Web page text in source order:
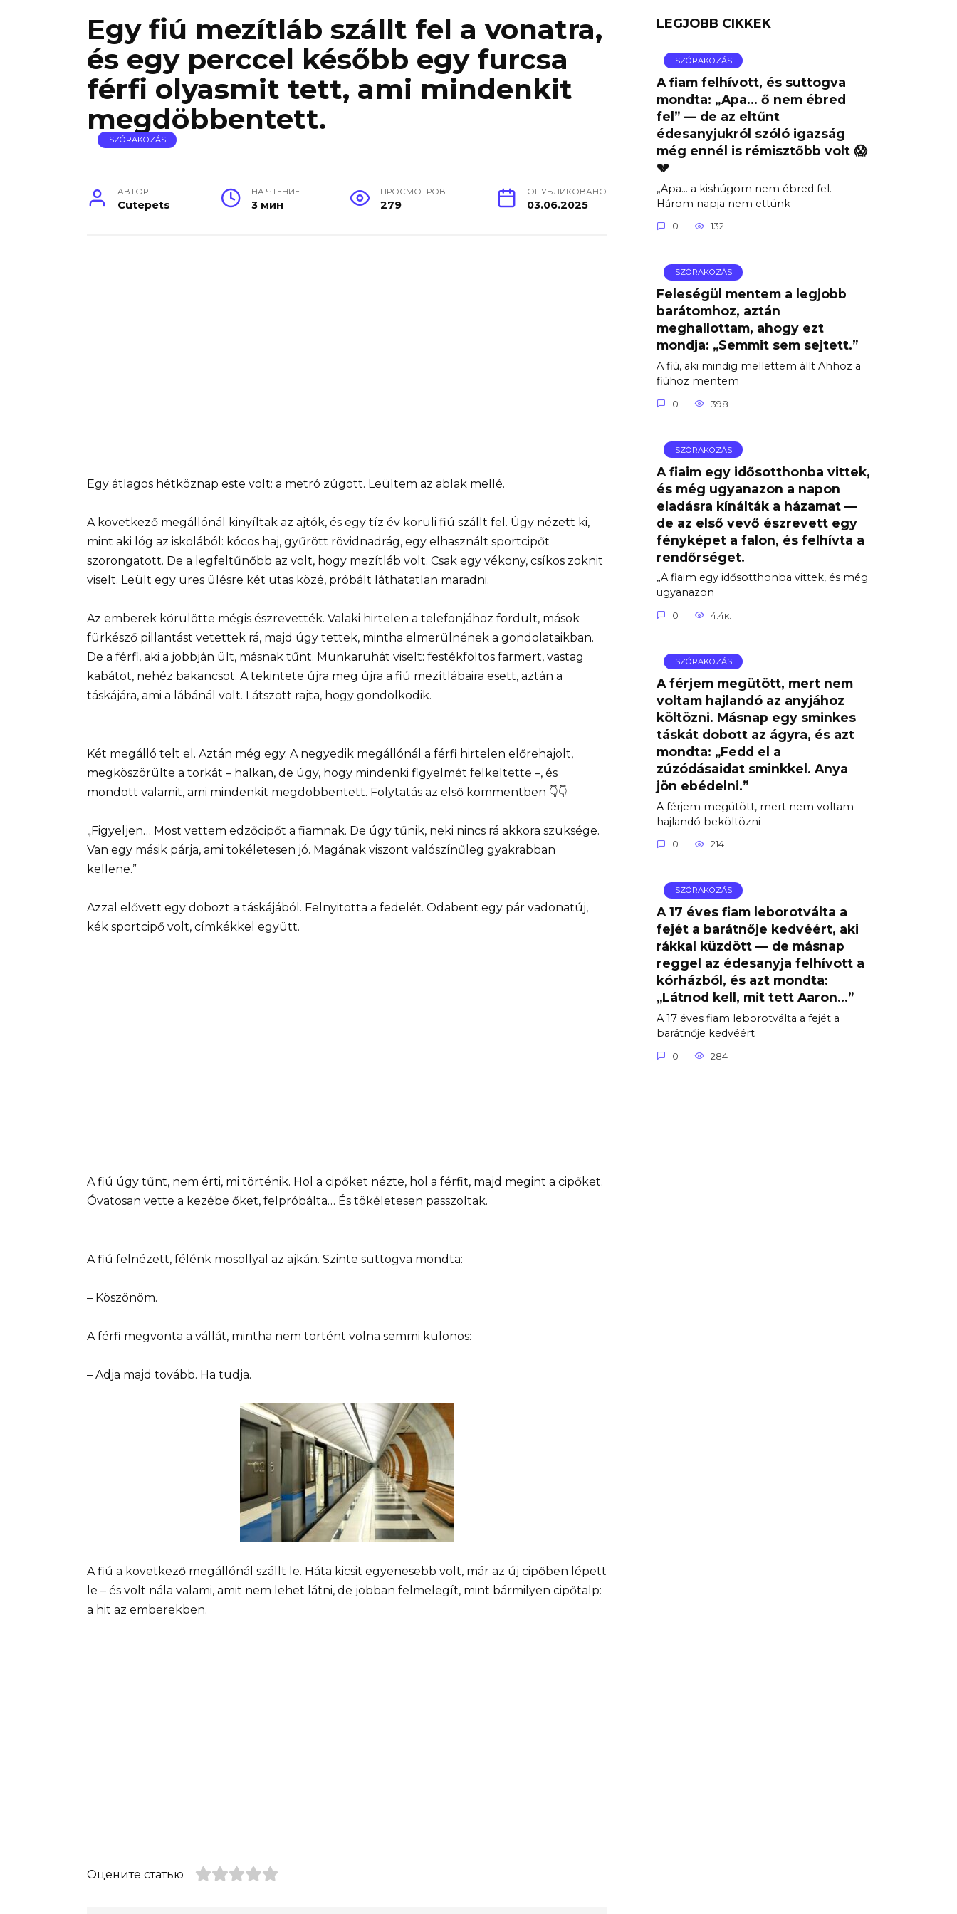
Egy fiú mezítláb szállt fel a vonatra,
és egy perccel később egy furcsa
férfi olyasmit tett, ami mindenkit
megdöbbentett.
SZÓRAKOZÁS
АВТОР
Cutepets
НА ЧТЕНИЕ
3 мин
ПРОСМОТРОВ
279
ОПУБЛИКОВАНО
03.06.2025
Egy átlagos hétköznap este volt: a metró zúgott. Leültem az ablak mellé.
A következő megállónál kinyíltak az ajtók, és egy tíz év körüli fiú szállt fel. Úgy nézett ki,
mint aki lóg az iskolából: kócos haj, gyűrött rövidnadrág, egy elhasznált sportcipőt
szorongatott. De a legfeltűnőbb az volt, hogy mezítláb volt. Csak egy vékony, csíkos zoknit
viselt. Leült egy üres ülésre két utas közé, próbált láthatatlan maradni.
Az emberek körülötte mégis észrevették. Valaki hirtelen a telefonjához fordult, mások
fürkésző pillantást vetettek rá, majd úgy tettek, mintha elmerülnének a gondolataikban.
De a férfi, aki a jobbján ült, másnak tűnt. Munkaruhát viselt: festékfoltos farmert, vastag
kabátot, nehéz bakancsot. A tekintete újra meg újra a fiú mezítlábaira esett, aztán a
táskájára, ami a lábánál volt. Látszott rajta, hogy gondolkodik.
Két megálló telt el. Aztán még egy. A negyedik megállónál a férfi hirtelen előrehajolt,
megköszörülte a torkát – halkan, de úgy, hogy mindenki figyelmét felkeltette –, és
mondott valamit, ami mindenkit megdöbbentett. Folytatás az első kommentben 👇👇
„Figyeljen… Most vettem edzőcipőt a fiamnak. De úgy tűnik, neki nincs rá akkora szüksége.
Van egy másik párja, ami tökéletesen jó. Magának viszont valószínűleg gyakrabban
kellene.”
Azzal elővett egy dobozt a táskájából. Felnyitotta a fedelét. Odabent egy pár vadonatúj,
kék sportcipő volt, címkékkel együtt.
A fiú úgy tűnt, nem érti, mi történik. Hol a cipőket nézte, hol a férfit, majd megint a cipőket.
Óvatosan vette a kezébe őket, felpróbálta… És tökéletesen passzoltak.
A fiú felnézett, félénk mosollyal az ajkán. Szinte suttogva mondta:
– Köszönöm.
A férfi megvonta a vállát, mintha nem történt volna semmi különös:
– Adja majd tovább. Ha tudja.
A fiú a következő megállónál szállt le. Háta kicsit egyenesebb volt, már az új cipőben lépett
le – és volt nála valami, amit nem lehet látni, de jobban felmelegít, mint bármilyen cipőtalp:
a hit az emberekben.
Оцените статью
LEGJOBB CIKKEK
SZÓRAKOZÁS
A fiam felhívott, és suttogva
mondta: „Apa… ő nem ébred
fel” — de az eltűnt
édesanyjukról szóló igazság
még ennél is rémisztőbb volt 😱
💔
„Apa… a kishúgom nem ébred fel.
Három napja nem ettünk
0 132
SZÓRAKOZÁS
Feleségül mentem a legjobb
barátomhoz, aztán
meghallottam, ahogy ezt
mondja: „Semmit sem sejtett.”
A fiú, aki mindig mellettem állt Ahhoz a
fiúhoz mentem
0 398
SZÓRAKOZÁS
A fiaim egy idősotthonba vittek,
és még ugyanazon a napon
eladásra kínálták a házamat —
de az első vevő észrevett egy
fényképet a falon, és felhívta a
rendőrséget.
„A fiaim egy idősotthonba vittek, és még
ugyanazon
0 4.4к.
SZÓRAKOZÁS
A férjem megütött, mert nem
voltam hajlandó az anyjához
költözni. Másnap egy sminkes
táskát dobott az ágyra, és azt
mondta: „Fedd el a
zúzódásaidat sminkkel. Anya
jön ebédelni.”
A férjem megütött, mert nem voltam
hajlandó beköltözni
0 214
SZÓRAKOZÁS
A 17 éves fiam leborotválta a
fejét a barátnője kedvéért, aki
rákkal küzdött — de másnap
reggel az édesanyja felhívott a
kórházból, és azt mondta:
„Látnod kell, mit tett Aaron…”
A 17 éves fiam leborotválta a fejét a
barátnője kedvéért
0 284